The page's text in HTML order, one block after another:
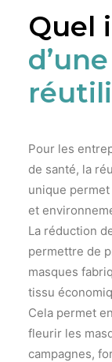
Quel
Pour les
de santé, la
unique permet
et
La réduction
permettre de
masques
tissu
Cela permet
fleurir les
campagnes,